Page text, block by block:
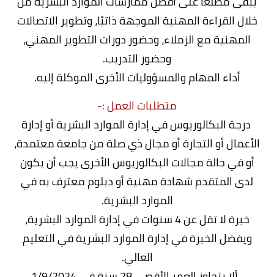
خلال القراءة المهنية الموجهة ذاتيًا، وتطوير الاتصالات
المهنية مع الزملاء، وحضور دورات التطوير المهني،
وحضور التدريب.
أداء المهام والمسؤوليات الأخرى الموكلة إليه.
متطلبات العمل :-
درجة البكالوريوس في إدارة الموارد البشرية أو إدارة
الأعمال أو التجارة أو مجال ذي صلة من جامعة معتمدة،
أو في حالة مجالات البكالوريوس الأخرى يجب أن يكون
لدى المتقدم شهادة مهنية أو دبلوم معترف به في
الموارد البشرية.
خبرة لا تقل عن 4 سنوات في إدارة الموارد البشرية،
ويفضل الخبرة في إدارة الموارد البشرية في التعليم
العالي.